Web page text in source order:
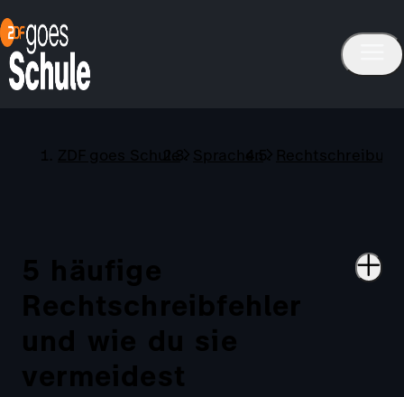
ZDF goes Schule Sprachen Rechtschreibung
5 häufige
Rechtschreibfehler
und wie du sie
vermeidest